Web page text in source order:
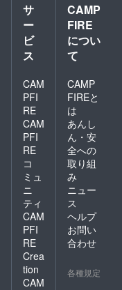
サ
ー
ビ
ス
CAM
PFI
RE
CAM
PFI
RE
コ
ミュ
ニ
ティ
CAM
PFI
RE
Crea
tion
CAM
CAMP
FIRE
につい
て
CAMP
FIREと
は
あんし
ん・安
全への
取り組
み
ニュー
ス
ヘルプ
お問い
合わせ
各種規定